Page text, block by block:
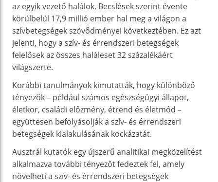
az egyik vezető halálok. Becslések szerint évente
körülbelül 17,9 millió ember hal meg a világon a
szívbetegségek szövődményei következtében. Ez azt
jelenti, hogy a szív- és érrendszeri betegségek
felelősek az összes haláleset 32 százalékáért
világszerte.
Korábbi tanulmányok kimutatták, hogy különböző
tényezők – például számos egészségügyi állapot,
életkor, családi előzmény, étrend és életmód –
együttesen befolyásolják a szív- és érrendszeri
betegségek kialakulásának kockázatát.
Ausztrál kutatók egy újszerű analitikai megközelítést
alkalmazva további tényezőt fedeztek fel, amely
növelheti a szív- és érrendszeri betegségek